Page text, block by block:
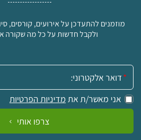
מוזמנים להתעדכן על אירועים, קורסים,
ולקבל חדשות על כל מה שקורה
אימייל:
אני מאשר/ת את מדיניות הפרטיות
צרפו אותי